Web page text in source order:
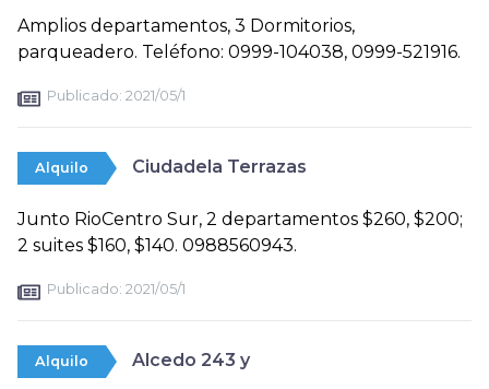
Amplios departamentos, 3 Dormitorios,
parqueadero. Teléfono: 0999-104038, 0999-521916.
Publicado: 2021/05/1
Alquilo Ciudadela Terrazas
Junto RioCentro Sur, 2 departamentos $260, $200;
2 suites $160, $140. 0988560943.
Publicado: 2021/05/1
Alquilo Alcedo 243 y